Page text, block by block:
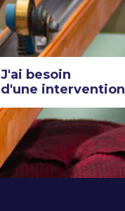
J'ai besoin
d'une intervention